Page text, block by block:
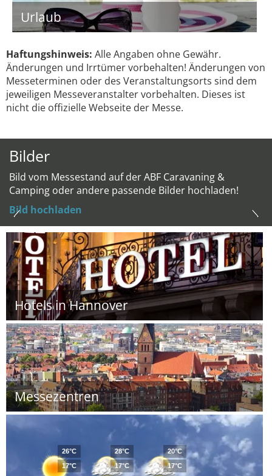
Urlaub
Haftungshinweis: Alle Angaben ohne Gewähr.
Änderungen und Irrtümer vorbehalten! Änderungen von
Messeterminen oder des Veranstaltungsorts sind dem
jeweiligen Messeveranstalter vorbehalten. Dieses ist
nicht die offizielle Webseite der Messe.
Bilder
Bild vom Messestand auf der ABF Caravaning &
Camping oder andere passende Bilder hochladen!
Bild hochladen
Hotels in Hannover
Messezentren
26°C
17°C
28°C
17°C
20°C
17°C